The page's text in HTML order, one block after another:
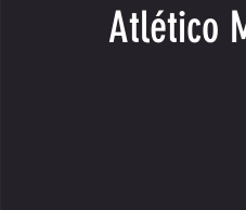
Atlético